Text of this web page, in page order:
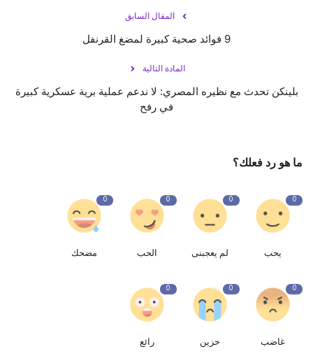
المقال السابق
9 فوائد صحية كبيرة لمضغ القرنفل
المادة التالية
بلينكن تحدث مع نظيره المصري: لا ندعم عملية برية عسكرية كبيرة
في رفح
ما هو رد فعلك؟
0
يحب
0
لم يعجبنى
0
الحب
0
مضحك
0
غاضب
0
حزين
0
رائع